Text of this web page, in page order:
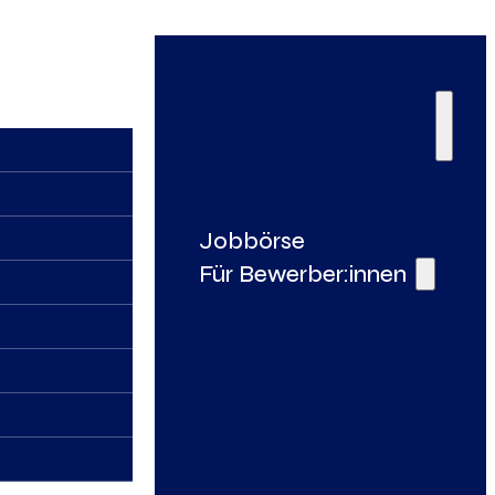
Jobbörse
Für Bewerber:innen